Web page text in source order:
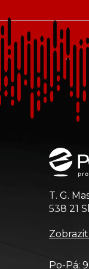
T. G.
538 21
Po-Pá: